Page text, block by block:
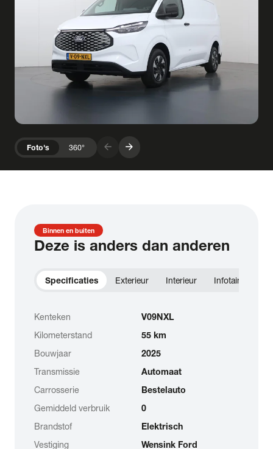
Foto's 360° arrow_forward arrow_forward
Binnen en buiten
Deze is anders dan anderen
Specificaties Exterieur Interieur Infotainment
Kenteken
V09NXL
Kilometerstand
55 km
Bouwjaar
2025
Transmissie
Automaat
Carrosserie
Bestelauto
Gemiddeld verbruik
0
Brandstof
Elektrisch
Vestiging
Wensink Ford